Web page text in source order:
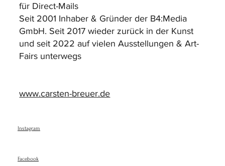
für Direct-Mails
Seit 2001 Inhaber & Gründer der B4:Media
GmbH. Seit 2017 wieder zurück in der Kunst
und seit 2022 auf vielen Ausstellungen & Art-
Fairs unterwegs
www.carsten-breuer.de
Instagram
Facebook